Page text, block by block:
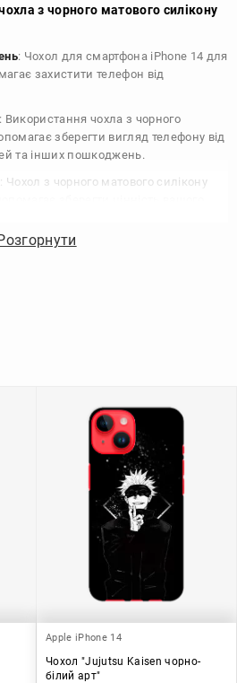
з чорного матового силікону
: Чохол для смартфона iPhone 14 для
захистити телефон від
: Використання чохла з чорного
зберегти вигляд телефону від
та інших пошкоджень.
: Чохол з чорного матового силікону
в майбутньому.
- це дуже корисний аксесуар, який
зберегти його цінність і
Apple iPhone 14
Чохол "Jujutsu Kaisen чорно-
білий арт"